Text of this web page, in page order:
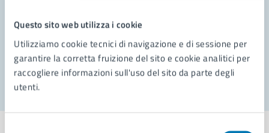
Questo sito web utilizza i cookie
Utilizziamo cookie tecnici di navigazione e di sessione per
garantire la corretta fruizione del sito e cookie analitici per
raccogliere informazioni sull'uso del sito da parte degli
utenti.
Segnala disservizio